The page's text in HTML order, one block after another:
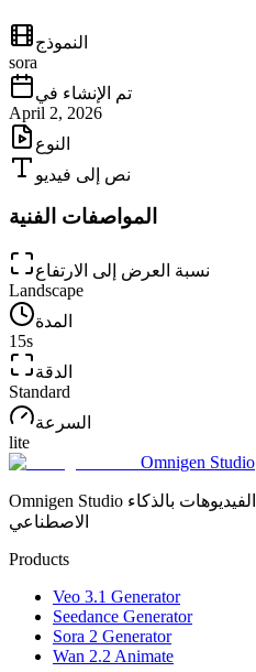
النموذج
sora
تم الإنشاء في
April 2, 2026
النوع
نص إلى فيديو
المواصفات الفنية
نسبة العرض إلى الارتفاع
Landscape
المدة
15s
الدقة
Standard
السرعة
lite
Omnigen Studio
Omnigen Studio المنصة الرائدة لتوليد الفيديوهات بالذكاء
الاصطناعي
Products
Veo 3.1 Generator
Seedance Generator
Sora 2 Generator
Wan 2.2 Animate